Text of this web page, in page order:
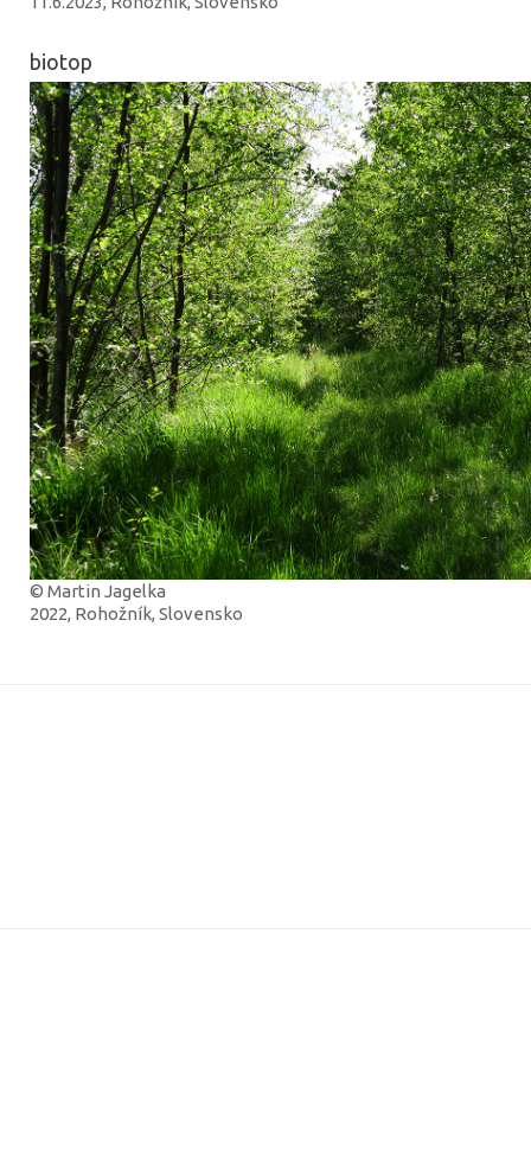
biotop
© Martin Jagelka
2022, Rohožník, Slovensko